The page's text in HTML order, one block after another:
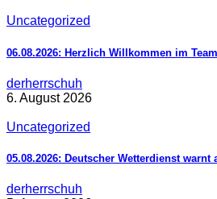
Uncategorized
06.08.2026: Herzlich Willkommen im
derherrschuh
6. August 2026
Uncategorized
05.08.2026: Deutscher Wetterdienst
derherrschuh